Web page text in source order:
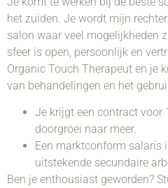
het zuiden. Je wordt mijn
salon waar veel mogelijkheden
sfeer is open, persoonlijk en
Organic Touch Therapeut en je
van behandelingen en het
Je krijgt een contract voor
doorgroei naar meer.
Een marktconform salaris
uitstekende secundaire
Ben je enthousiast geworden?